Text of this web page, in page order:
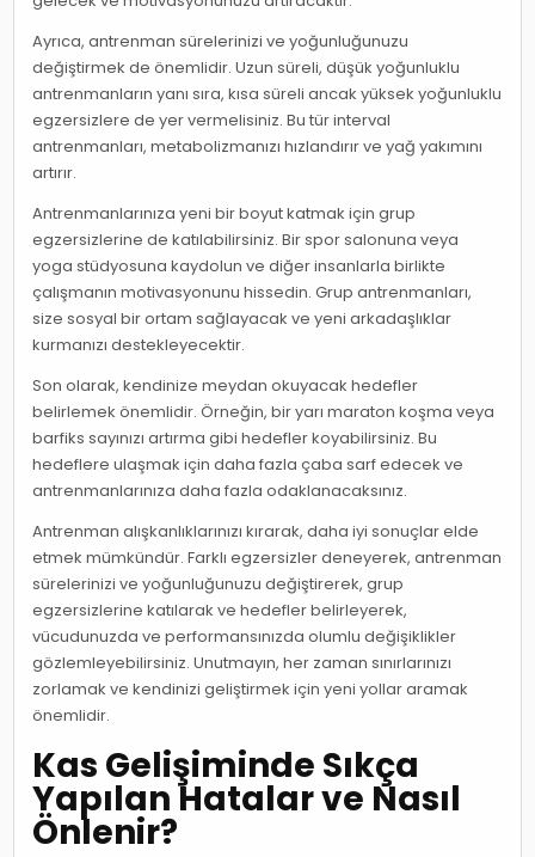
Ayrıca, antrenman sürelerinizi ve yoğunluğunuzu
değiştirmek de önemlidir. Uzun süreli, düşük yoğunluklu
antrenmanların yanı sıra, kısa süreli ancak yüksek yoğunluklu
egzersizlere de yer vermelisiniz. Bu tür interval
antrenmanları, metabolizmanızı hızlandırır ve yağ yakımını
artırır.
Antrenmanlarınıza yeni bir boyut katmak için grup
egzersizlerine de katılabilirsiniz. Bir spor salonuna veya
yoga stüdyosuna kaydolun ve diğer insanlarla birlikte
çalışmanın motivasyonunu hissedin. Grup antrenmanları,
size sosyal bir ortam sağlayacak ve yeni arkadaşlıklar
kurmanızı destekleyecektir.
Son olarak, kendinize meydan okuyacak hedefler
belirlemek önemlidir. Örneğin, bir yarı maraton koşma veya
barfiks sayınızı artırma gibi hedefler koyabilirsiniz. Bu
hedeflere ulaşmak için daha fazla çaba sarf edecek ve
antrenmanlarınıza daha fazla odaklanacaksınız.
Antrenman alışkanlıklarınızı kırarak, daha iyi sonuçlar elde
etmek mümkündür. Farklı egzersizler deneyerek, antrenman
sürelerinizi ve yoğunluğunuzu değiştirerek, grup
egzersizlerine katılarak ve hedefler belirleyerek,
vücudunuzda ve performansınızda olumlu değişiklikler
gözlemleyebilirsiniz. Unutmayın, her zaman sınırlarınızı
zorlamak ve kendinizi geliştirmek için yeni yollar aramak
önemlidir.
Kas Gelişiminde Sıkça
Yapılan Hatalar ve Nasıl
Önlenir?